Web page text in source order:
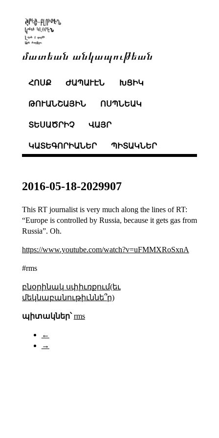
մատեան անկապութեան
ՀՈՍՔ ԺԱՊԱՒԷՆ ԽՑԻԿ
ԹՈՒԱՆՇԱՅԻՆ ՈՍՊՆԵԱԿ
ՏԵՍԱԾՐԻՉ ՎԱՅՐ
ԿԱՏԵԳՈՐԻԱՆԵՐ ՊԻՏԱԿՆԵՐ
2016-05-18-2029907
This RT journalist is very much along the lines of RT:
“Europe is controlled by Russia, because it gets gas from
Russia”. Oh.
https://www.youtube.com/watch?v=uFMMXRoSxnA
#rms
բնօրինակ սփիւռքում(եւ
մեկնաբանութիւննե՞ր)
պիտակներ՝ rms
←
→